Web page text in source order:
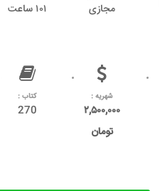
مجازی ۱۰۱ ساعت
شهریه :
۲,۵۰۰,۰۰۰
تومان
کتاب :
270